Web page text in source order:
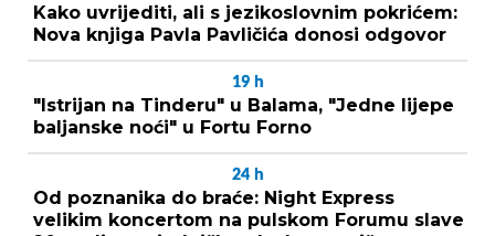
Kako uvrijediti, ali s jezikoslovnim pokrićem:
Nova knjiga Pavla Pavličića donosi odgovor
19 h
"Istrijan na Tinderu" u Balama, "Jedne lijepe
baljanske noći" u Fortu Forno
24 h
Od poznanika do braće: Night Express
velikim koncertom na pulskom Forumu slave